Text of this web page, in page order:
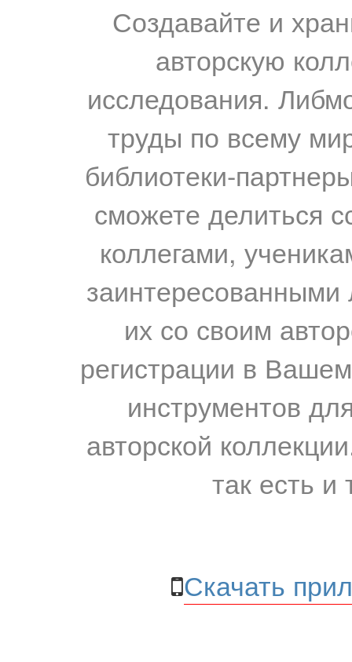
Создавайте и
авторскую
исследования.
труды по всему
библиотеки-
сможете делиться
коллегами,
их со своим
регистрации в
инструментов
авторской
так есть и
Скачать